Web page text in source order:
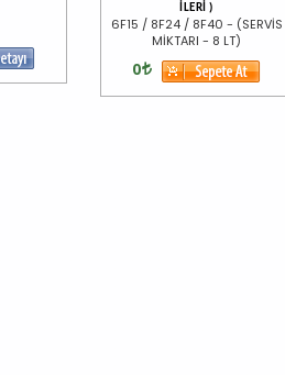
İLERİ )
6F15 / 8F24 / 8F40 - (SERVİS
MİKTARI - 8 LT)
0